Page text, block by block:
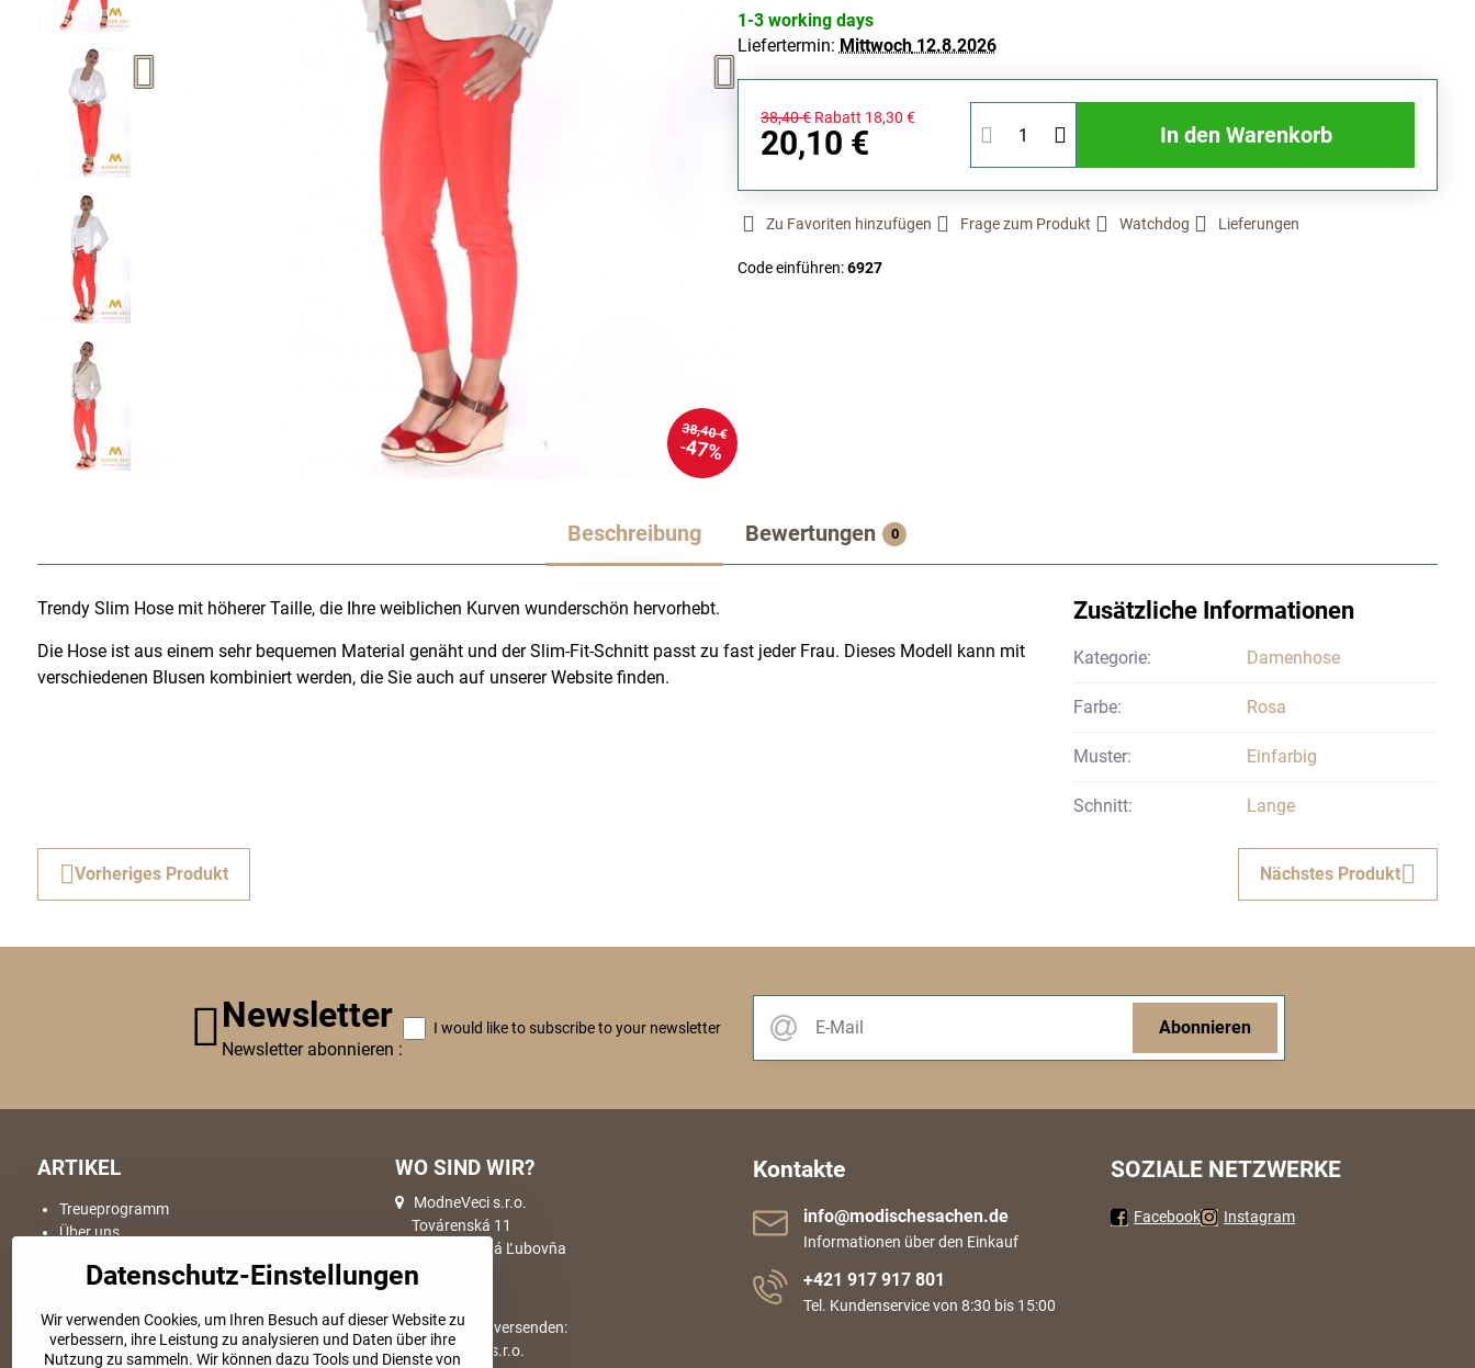
38,40 €
47%
1-3 working days
Liefertermin: Mittwoch12.8.2026
38,40 € Rabatt 18,30 €
20,10 € In den Warenkorb
Zu Favoriten hinzufügen Frage zum Produkt Watchdog Lieferungen
Code einführen:6927
Beschreibung Bewertungen 0
Trendy Slim Hose mit höherer Taille, die Ihre weiblichen Kurven wunderschön hervorhebt.
Die Hose ist aus einem sehr bequemen Material genäht und der Slim-Fit-Schnitt passt zu fast jeder Frau. Dieses Modell kann mit
verschiedenen Blusen kombiniert werden, die Sie auch auf unserer Website finden.
Zusätzliche Informationen
Kategorie: Damenhose
Farbe: Rosa
Muster: Einfarbig
Schnitt: Lange
Vorheriges Produkt Nächstes Produkt
Newsletter
Newsletter abonnieren :
Abonnieren
I would like to subscribe to your newsletter
ARTIKEL
Treueprogramm
Über uns
Versand & Lieferung
Reklamationde
Ware Rücksendung
WO SIND WIR?
ModneVeci s.r.o.
Továrenská 11
064 01, Stará Ľubovňa
Hier Waren versenden:
ModneVeci s.r.o.
Kontakte
info​@modischesachen​.de
Informationen über den Einkauf
+421 917 917 801
Tel. Kundenservice von 8:30 bis 15:00
SOZIALE NETZWERKE
Facebook Instagram
Datenschutz-Einstellungen
Wir verwenden Cookies, um Ihren Besuch auf dieser Website zu
verbessern, ihre Leistung zu analysieren und Daten über ihre
Nutzung zu sammeln. Wir können dazu Tools und Dienste von